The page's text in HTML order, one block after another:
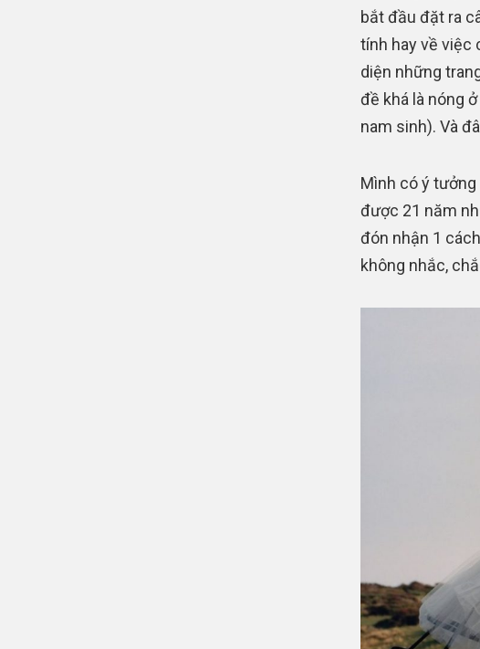
bắt đầu đặt ra
tính hay về việc
diện những
đề khá là nóng
nam sinh). Và
Mình có ý tưởng
được 21 năm
đón nhận 1
không nhắc,